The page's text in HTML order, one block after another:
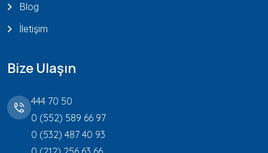
Blog
İletişim
Bize Ulaşın
444 70 50
0 (552) 589 66 97
0 (532) 487 40 93